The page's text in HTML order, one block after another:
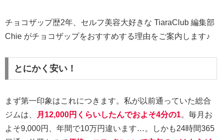
チョコザップ歴2年、セルフ美容大好きな TiaraClub 編集部
Chie がチョコザップをおすすめする理由をご案内します♪
とにかく安い！
まず第一印象はこれにつきます。私が以前通っていた総合
ジムは、
月12,000円くらいしたんでおよそ4分の1。毎月お
よそ9,000円、年間で10万円違います…。しかも24時間365